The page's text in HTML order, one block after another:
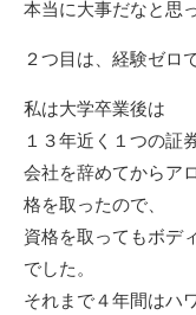
本当に大事だなと思
２つ目は、経験ゼロ
私は大学卒業後は
１３年近く１つの証
会社を辞めてからア
格を取ったので、
資格を取ってもボデ
でした。
それまで４年間はハ